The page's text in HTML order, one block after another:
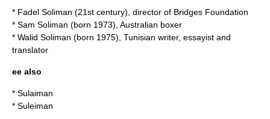
* Fadel Soliman (21st century), director of Bridges Foundation
* Sam Soliman (born 1973), Australian boxer
* Walid Soliman (born 1975), Tunisian writer, essayist and
translator
ee also
* Sulaiman
* Suleiman